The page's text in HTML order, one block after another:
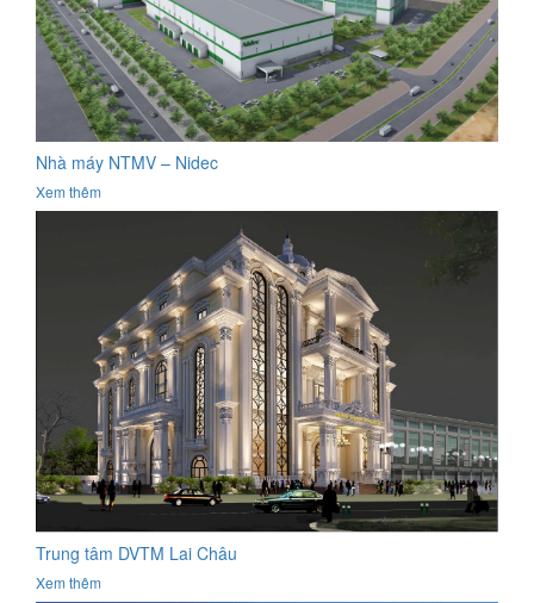
Nhà máy NTMV – Nidec
Xem thêm
Trung tâm DVTM Lai Châu
Xem thêm